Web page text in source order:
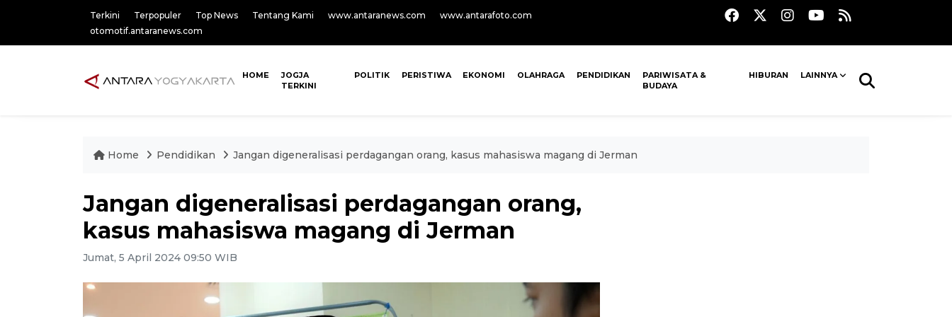
Terkini Terpopuler Top News Tentang Kami www.antaranews.com
www.antarafoto.com
otomotif.antaranews.com
HOME
JOGJA
TERKINI
POLITIK PERISTIWA EKONOMI OLAHRAGA PENDIDIKAN
PARIWISATA &
BUDAYA
HIBURAN LAINNYA
Home Pendidikan Jangan digeneralisasi perdagangan orang, kasus mahasiswa magang di Jerman
Jangan digeneralisasi perdagangan orang,
kasus mahasiswa magang di Jerman
Jumat, 5 April 2024 09:50 WIB